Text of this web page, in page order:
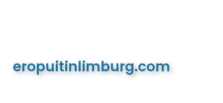
eropuitinlimburg.com